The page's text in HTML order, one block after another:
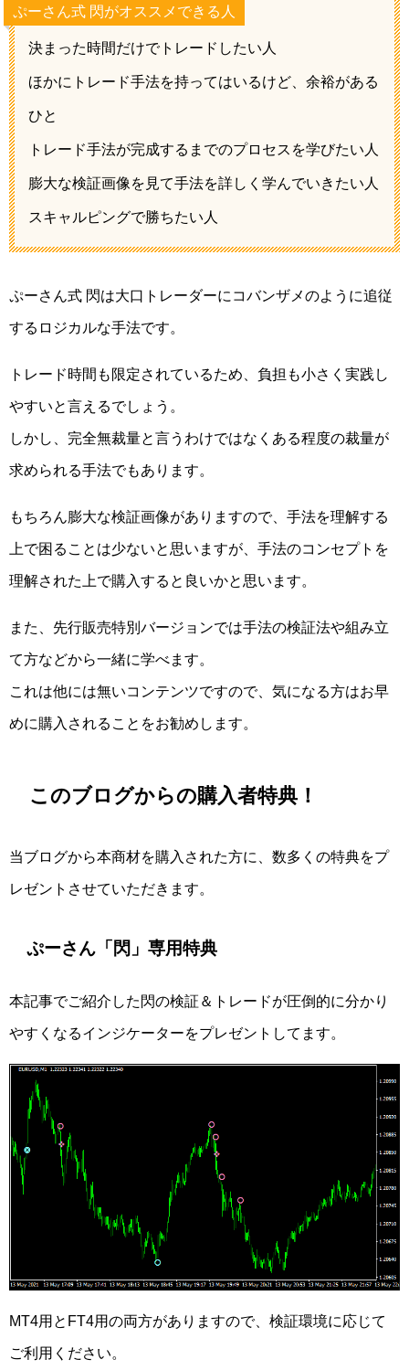
ぷーさん式 閃がオススメできる人
決まった時間だけでトレードしたい人
ほかにトレード手法を持ってはいるけど、余裕がある
ひと
トレード手法が完成するまでのプロセスを学びたい人
膨大な検証画像を見て手法を詳しく学んでいきたい人
スキャルピングで勝ちたい人
ぷーさん式 閃は大口トレーダーにコバンザメのように追従
するロジカルな手法です。
トレード時間も限定されているため、負担も小さく実践し
やすいと言えるでしょう。
しかし、完全無裁量と言うわけではなくある程度の裁量が
求められる手法でもあります。
もちろん膨大な検証画像がありますので、手法を理解する
上で困ることは少ないと思いますが、手法のコンセプトを
理解された上で購入すると良いかと思います。
また、先行販売特別バージョンでは手法の検証法や組み立
て方などから一緒に学べます。
これは他には無いコンテンツですので、気になる方はお早
めに購入されることをお勧めします。
このブログからの購入者特典！
当ブログから本商材を購入された方に、数多くの特典をプ
レゼントさせていただきます。
ぷーさん「閃」専用特典
本記事でご紹介した閃の検証＆トレードが圧倒的に分かり
やすくなるインジケーターをプレゼントしてます。
MT4用とFT4用の両方がありますので、検証環境に応じて
ご利用ください。